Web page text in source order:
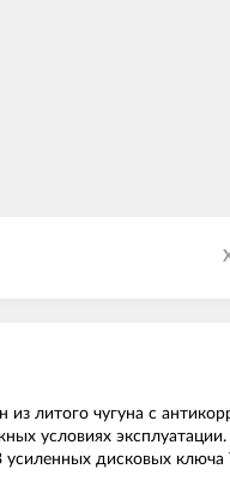
из литого чугуна с
условиях
дисковых ключа